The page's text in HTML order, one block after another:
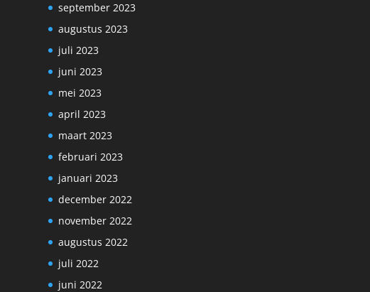
september 2023
augustus 2023
juli 2023
juni 2023
mei 2023
april 2023
maart 2023
februari 2023
januari 2023
december 2022
november 2022
augustus 2022
juli 2022
juni 2022